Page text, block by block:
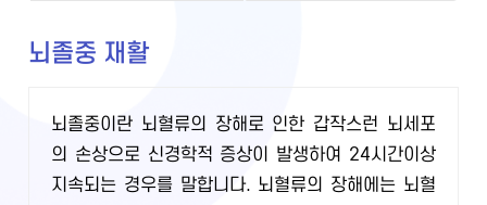
뇌졸중 재활
뇌졸중이란 뇌혈류의 장해로 인한 갑작스런 뇌세포
의 손상으로 신경학적 증상이 발생하여 24시간이상
지속되는 경우를 말합니다. 뇌혈류의 장해에는 뇌혈